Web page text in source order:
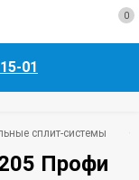
0
01
сплит-системы
Профи